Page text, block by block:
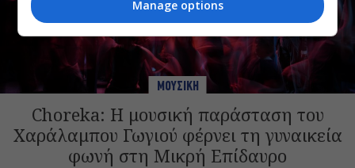
ΜΟΥΣΙΚΗ
Choreka: Η μουσική παράσταση του
Χαράλαμπου Γωγιού φέρνει τη γυναικεία
φωνή στη Μικρή Επίδαυρο
Manage options